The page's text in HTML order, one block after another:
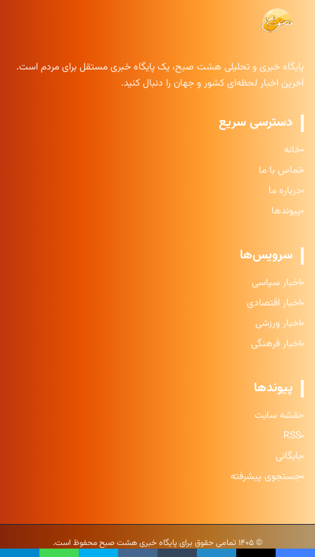
پایگاه خبری و تحلیلی هشت صبح، یک پایگاه خبری مستقل برای مردم است.
آخرین اخبار لحظه‌ای کشور و جهان را دنبال کنید.
دسترسی سریع
خانه
تماس با ما
درباره ما
پیوندها
سرویس‌ها
اخبار سیاسی
اخبار اقتصادی
اخبار ورزشی
اخبار فرهنگی
پیوندها
نقشه سایت
RSS
بایگانی
جستجوی پیشرفته
© ۱۴۰۵ تمامی حقوق برای پایگاه خبری هشت صبح محفوظ است.